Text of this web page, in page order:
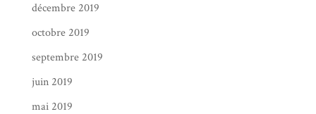
décembre 2019
octobre 2019
septembre 2019
juin 2019
mai 2019